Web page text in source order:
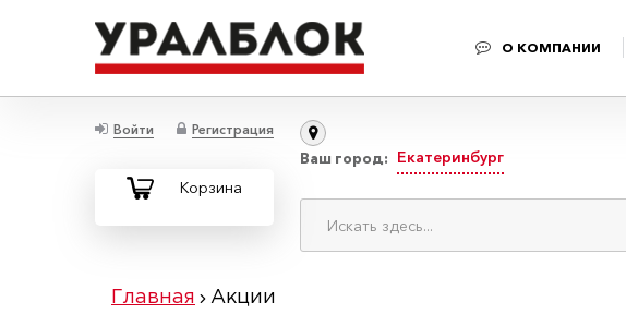
О КОМПАНИИ
Войти Регистрация
Корзина
Ваш город: Екатеринбург
Главная Акции